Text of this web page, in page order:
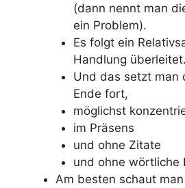
(dann nennt man
ein Problem).
Es folgt ein
Handlung überleitet.
Und das setzt man
Ende fort,
möglichst
im Präsens
und ohne Zitate
und ohne wörtliche
Am besten schaut